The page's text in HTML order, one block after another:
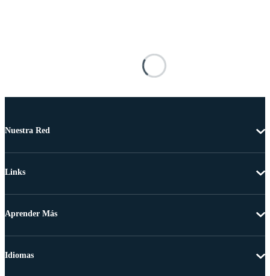
Nuestra Red
Links
Aprender Más
Idiomas